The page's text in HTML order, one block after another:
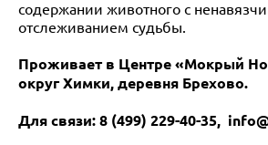
содержании животного с
отслеживанием судьбы.
Проживает в Центре «Мокрый
округ Химки, деревня Брехово.
Для связи: 8 (499) 229-40-35,